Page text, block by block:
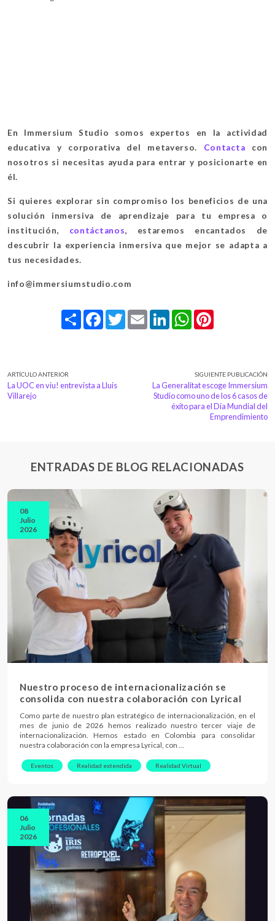
En Immersium Studio somos expertos en la actividad
educativa y corporativa del metaverso. Contacta con
nosotros si necesitas ayuda para entrar y posicionarte en
él.
Si quieres explorar sin compromiso los beneficios de una
solución inmersiva de aprendizaje para tu empresa o
institución, contáctanos, estaremos encantados de
descubrir la experiencia inmersiva que mejor se adapta a
tus necesidades.
info@immersiumstudio.com
Share FacebookTwitterEmail LinkedInWhatsApp
ARTÍCULO ANTERIOR
La UOC en viu! entrevista a Lluis
Villarejo
SIGUIENTE PUBLICACIÓN
La Generalitat escoge Immersium
Studio como uno de los 6 casos de
éxito para el Día Mundial del
Emprendimiento
ENTRADAS DE BLOG RELACIONADAS
08
Julio
2026
Nuestro proceso de internacionalización se
consolida con nuestra colaboración con Lyrical
Como parte de nuestro plan estratégico de internacionalización, en el
mes de junio de 2026 hemos realizado nuestro tercer viaje de
internacionalización. Hemos estado en Colombia para consolidar
nuestra colaboración con la empresa Lyrical, con …
Eventos Realidad extendida Realidad Virtual
06
Julio
2026